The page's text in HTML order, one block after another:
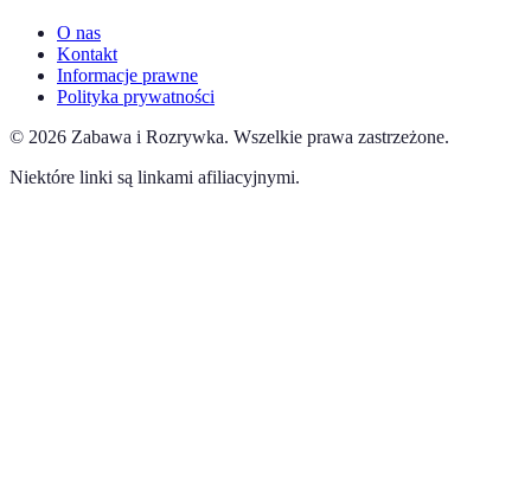
O nas
Kontakt
Informacje prawne
Polityka prywatności
© 2026 Zabawa i Rozrywka. Wszelkie prawa zastrzeżone.
Niektóre linki są linkami afiliacyjnymi.